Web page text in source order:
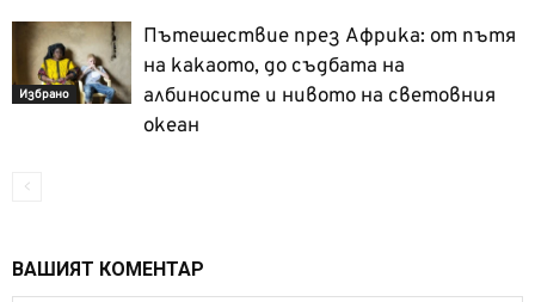
Избрано
Пътешествие през Африка: от пътя
на какаото, до съдбата на
албиносите и нивото на световния
океан
ВАШИЯТ КОМЕНТАР